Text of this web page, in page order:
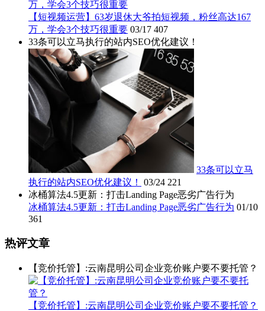
【短视频运营】63岁退休大爷拍短视频，粉丝高达167
万，学会3个技巧很重要 03/17 407
33条可以立马执行的站内SEO优化建议！
33条可以立马
执行的站内SEO优化建议！
03/24 221
冰桶算法4.5更新：打击Landing Page恶劣广告行为
冰桶算法4.5更新：打击Landing Page恶劣广告行为 01/10
361
热评文章
【竞价托管】:云南昆明公司企业竞价账户要不要托管？
【竞价托管】:云南昆明公司企业竞价账户要不要托管？